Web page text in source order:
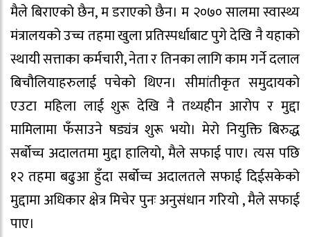
मैले बिराएको छैन, म डराएको छैन। म २०७० सालमा स्वास्थ्य
मंत्रालयको उच्च तहमा खुला प्रतिस्पर्धाबाट पुगे देखि नै यहाको
स्थायी सत्ताका कर्मचारी, नेता र तिनका लागि काम गर्ने दलाल
बिचौलियाहरुलाई पचेको थिएन। सीमांतीकृत समुदायको
एउटा महिला लाई शुरू देखि नै तथ्यहीन आरोप र मुद्दा
मामिलामा फँसाउने षड्यंत्र शुरू भयो। मेरो नियुक्ति बिरुद्ध
सर्बोच्च अदालतमा मुद्दा हालियो, मैले सफाई पाए। त्यस पछि
१२ तहमा बढुआ हुँदा सर्बोच्च अदालतले सफाई दिईसकेको
मुद्दामा अधिकार क्षेत्र मिचेर पुनः अनुसंधान गरियो , मैले सफाई
पाए।